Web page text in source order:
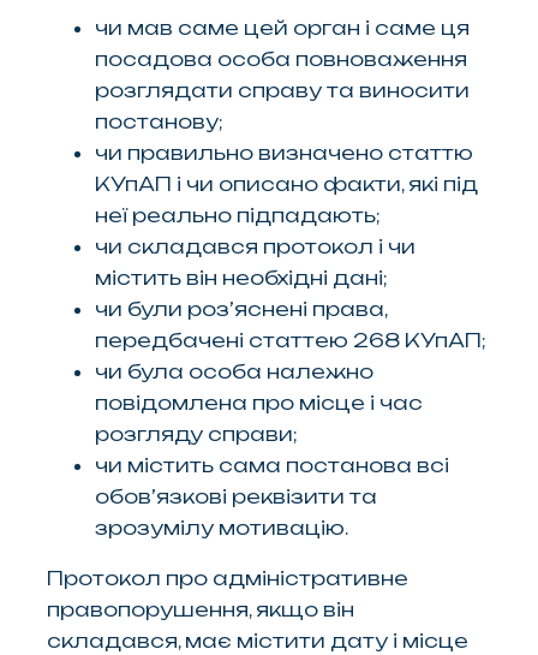
чи мав саме цей орган і саме ця
посадова особа повноваження
розглядати справу та виносити
постанову;
чи правильно визначено статтю
КУпАП і чи описано факти, які під
неї реально підпадають;
чи складався протокол і чи
містить він необхідні дані;
чи були роз’яснені права,
передбачені статтею 268 КУпАП;
чи була особа належно
повідомлена про місце і час
розгляду справи;
чи містить сама постанова всі
обов’язкові реквізити та
зрозумілу мотивацію.
Протокол про адміністративне
правопорушення, якщо він
складався, має містити дату і місце